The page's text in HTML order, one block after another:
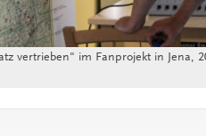
vertrieben" im Fanprojekt in Jena,